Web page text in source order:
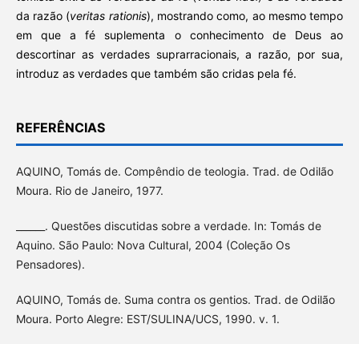
da razão (veritas rationis), mostrando como, ao mesmo tempo
em que a fé suplementa o conhecimento de Deus ao
descortinar as verdades suprarracionais, a razão, por sua,
introduz as verdades que também são cridas pela fé.
REFERÊNCIAS
AQUINO, Tomás de. Compêndio de teologia. Trad. de Odilão
Moura. Rio de Janeiro, 1977.
______. Questões discutidas sobre a verdade. In: Tomás de
Aquino. São Paulo: Nova Cultural, 2004 (Coleção Os
Pensadores).
AQUINO, Tomás de. Suma contra os gentios. Trad. de Odilão
Moura. Porto Alegre: EST/SULINA/UCS, 1990. v. 1.